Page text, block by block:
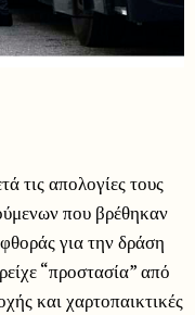
τις απολογίες τους
που βρέθηκαν
για την δράση
“προστασία” από
και χαρτοπαικτικές